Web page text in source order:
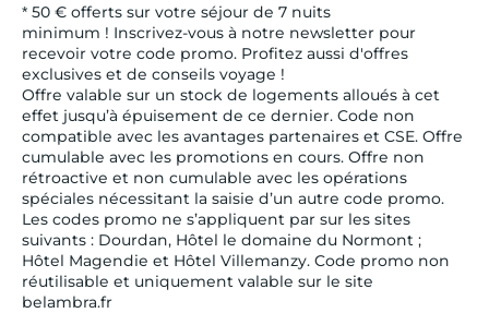
* 50 € offerts sur votre séjour de 7 nuits
minimum ! Inscrivez-vous à notre newsletter pour
recevoir votre code promo. Profitez aussi d'offres
exclusives et de conseils voyage !
Offre valable sur un stock de logements alloués à cet
effet jusqu’à épuisement de ce dernier. Code non
compatible avec les avantages partenaires et CSE. Offre
cumulable avec les promotions en cours. Offre non
rétroactive et non cumulable avec les opérations
spéciales nécessitant la saisie d’un autre code promo.
Les codes promo ne s’appliquent par sur les sites
suivants : Dourdan, Hôtel le domaine du Normont ;
Hôtel Magendie et Hôtel Villemanzy. Code promo non
réutilisable et uniquement valable sur le site
belambra.fr